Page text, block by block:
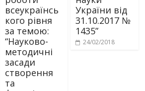
всеукраїнсь
кого рівня
за темою:
“Науково-
методичні
засади
створення
та
України від
31.10.2017 №
1435”
24/02/2018